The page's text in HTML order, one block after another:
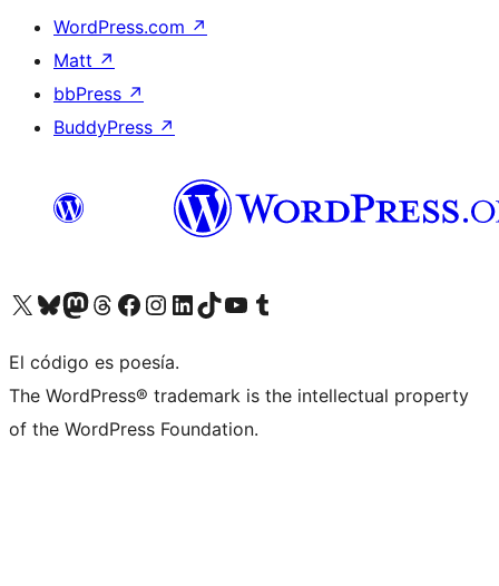
WordPress.com ↗
Matt ↗
bbPress ↗
BuddyPress ↗
Visita nuestra cuenta de X (anteriormente Twitter)
Visita nuestra cuenta de Bluesky
Visita nuestra cuenta de Mastodon
Visita nuestra cuenta de Threads
Visita nuestra página de Facebook
Visita nuestra cuenta de Instagram
Visita nuestra cuenta de LinkedIn
Visita nuestra cuenta de TikTok
Visita nuestro canal de YouTube
Visita nuestra cuenta de Tumblr
El código es poesía.
The WordPress® trademark is the intellectual property
of the WordPress Foundation.